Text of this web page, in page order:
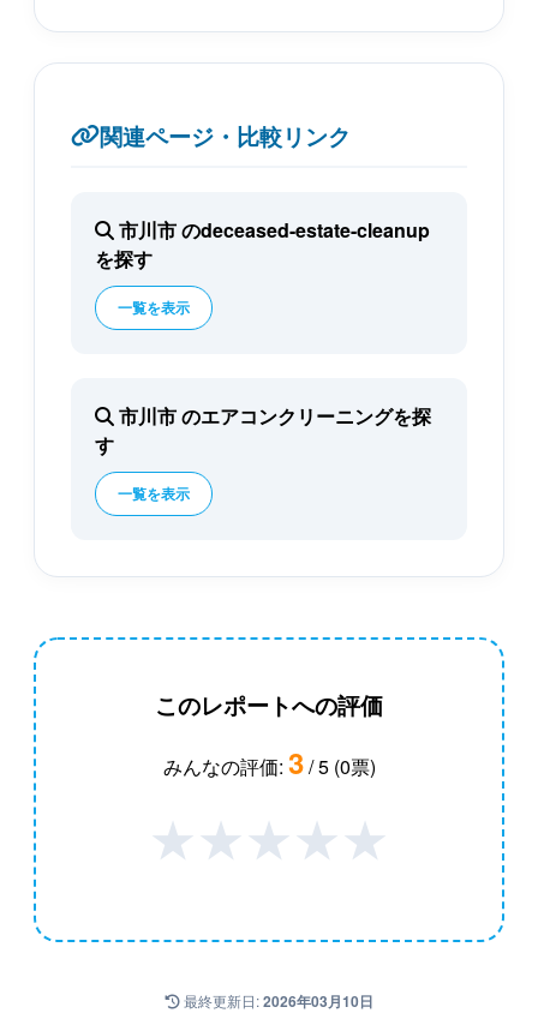
関連ページ・比較リンク
市川市 のdeceased-estate-cleanup
を探す
一覧を表示
市川市 のエアコンクリーニングを探
す
一覧を表示
このレポートへの評価
みんなの評価: 3/ 5 (0票)
★★★★★
最終更新日:2026年03月10日